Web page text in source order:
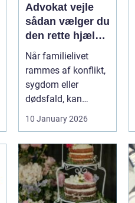
Advokat vejle
sådan vælger du
den rette hjælp
til familien
Når familielivet
rammes af konflikt,
sygdom eller
dødsfald, kan
hurtigt vokse si...
10 January 2026